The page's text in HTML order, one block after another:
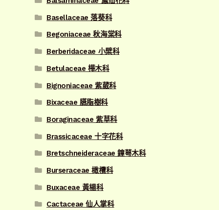
Basellaceae 落葵科
Begoniaceae 秋海棠科
Berberidaceae 小檗科
Betulaceae 樺木科
Bignoniaceae 紫葳科
Bixaceae 臙脂樹科
Boraginaceae 紫草科
Brassicaceae 十字花科
Bretschneideraceae 鐘萼木科
Burseraceae 橄欖科
Buxaceae 黃楊科
Cactaceae 仙人掌科